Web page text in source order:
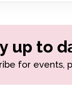
재시도
up to
for events,